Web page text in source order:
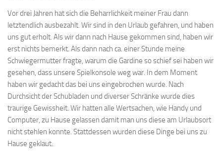
Vor drei Jahren hat sich die Beharrlichkeit meiner Frau dann
letztendlich ausbezahlt. Wir sind in den Urlaub gefahren, und haben
uns gut erholt. Als wir dann nach Hause gekommen sind, haben wir
erst nichts bemerkt. Als dann nach ca. einer Stunde meine
Schwiegermutter fragte, warum die Gardine so schief sei haben wir
gesehen, dass unsere Spielkonsole weg war. In dem Moment
haben wir gedacht das bei uns eingebrochen wurde. Nach
Durchsicht der Schubladen und diverser Schränke wurde dies
traurige Gewissheit. Wir hatten alle Wertsachen, wie Handy und
Computer, zu Hause gelassen damit man uns diese am Urlaubsort
nicht stehlen konnte. Stattdessen wurden diese Dinge bei uns zu
Hause geklaut.